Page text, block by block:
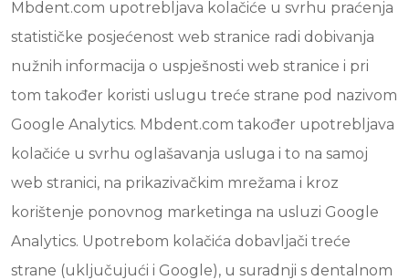
Mbdent.com upotrebljava kolačiće u svrhu praćenja
statističke posjećenost web stranice radi dobivanja
nužnih informacija o uspješnosti web stranice i pri
tom također koristi uslugu treće strane pod nazivom
Google Analytics. Mbdent.com također upotrebljava
kolačiće u svrhu oglašavanja usluga i to na samoj
web stranici, na prikazivačkim mrežama i kroz
korištenje ponovnog marketinga na usluzi Google
Analytics. Upotrebom kolačića dobavljači treće
strane (uključujući i Google), u suradnji s dentalnom